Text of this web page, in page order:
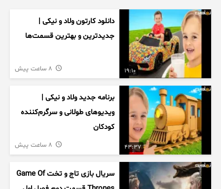
19:10
دانلود کارتون ولاد و نیکی |
جدیدترین و بهترین قسمت‌ها
43:37
برنامه جدید ولاد و نیکی |
ویدیوهای طولانی و سرگرم‌کننده
کودکان
سریال بازی تاج و تخت Game Of